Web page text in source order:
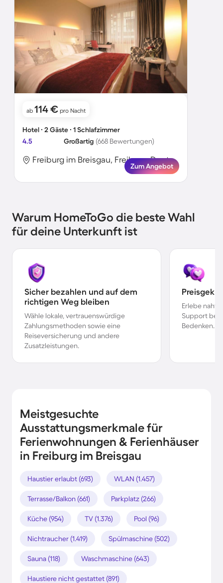
ab 114 € pro Nacht
Hotel ∙ 2 Gäste ∙ 1 Schlafzimmer
4.5
Großartig (668 Bewertungen)
Freiburg im Breisgau, Freiburg, Deutschland
Zum Angebot
Warum HomeToGo die beste Wahl
für deine Unterkunft ist
Sicher bezahlen und auf dem
richtigen Weg bleiben
Wähle lokale, vertrauenswürdige
Zahlungsmethoden sowie eine
Reiseversicherung und andere
Zusatzleistungen.
Erlebe
Support bei
Bedenken.
Meistgesuchte
Ausstattungsmerkmale für
Ferienwohnungen & Ferienhäuser
in Freiburg im Breisgau
Haustier erlaubt (693) WLAN (1.457)
Terrasse/Balkon (661) Parkplatz (266)
Küche (954) TV (1.376) Pool (96)
Nichtraucher (1.419) Spülmaschine (502)
Sauna (118) Waschmaschine (643)
Haustiere nicht gestattet (891)